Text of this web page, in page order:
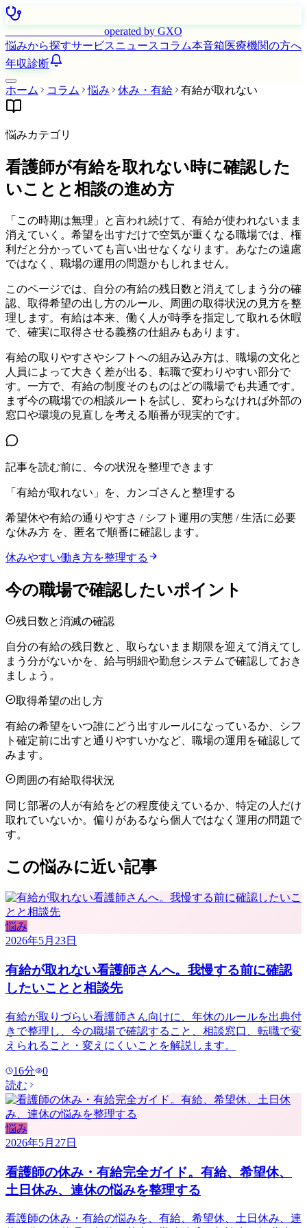
operated by GXO
悩みから探すサービスニュース コラム本音箱医療機関の方へ
年収診断
ホーム コラム 悩み 休み・有給 有給が取れない
悩みカテゴリ
看護師が有給を取れない時に確認した
いことと相談の進め方
「この時期は無理」と言われ続けて、有給が使われないまま
消えていく。希望を出すだけで空気が重くなる職場では、権
利だと分かっていても言い出せなくなります。あなたの遠慮
ではなく、職場の運用の問題かもしれません。
このページでは、自分の有給の残日数と消えてしまう分の確
認、取得希望の出し方のルール、周囲の取得状況の見方を整
理します。有給は本来、働く人が時季を指定して取れる休暇
で、確実に取得させる義務の仕組みもあります。
有給の取りやすさやシフトへの組み込み方は、職場の文化と
人員によって大きく差が出る、転職で変わりやすい部分で
す。一方で、有給の制度そのものはどの職場でも共通です。
まず今の職場での相談ルートを試し、変わらなければ外部の
窓口や環境の見直しを考える順番が現実的です。
記事を読む前に、今の状況を整理できます
「有給が取れない」を、カンゴさんと整理する
希望休や有給の通りやすさ / シフト運用の実態 / 生活に必要
な休み方 を、匿名で順番に確認します。
休みやすい働き方を整理する
今の職場で確認したいポイント
残日数と消滅の確認
自分の有給の残日数と、取らないまま期限を迎えて消えてし
まう分がないかを、給与明細や勤怠システムで確認しておき
ましょう。
取得希望の出し方
有給の希望をいつ誰にどう出すルールになっているか、シフ
ト確定前に出すと通りやすいかなど、職場の運用を確認して
みます。
周囲の有給取得状況
同じ部署の人が有給をどの程度使えているか、特定の人だけ
取れていないか。偏りがあるなら個人ではなく運用の問題で
す。
この悩みに近い記事
悩み
2026年5月23日
有給が取れない看護師さんへ。我慢する前に確認
したいことと相談先
有給が取りづらい看護師さん向けに、年休のルールを出典付
きで整理し、今の職場で確認すること、相談窓口、転職で変
えられること・変えにくいことを解説します。
16分
0
読む
悩み
2026年5月27日
看護師の休み・有給完全ガイド。有給、希望休、
土日休み、連休の悩みを整理する
看護師の休み・有給の悩みを、有給、希望休、土日休み、連